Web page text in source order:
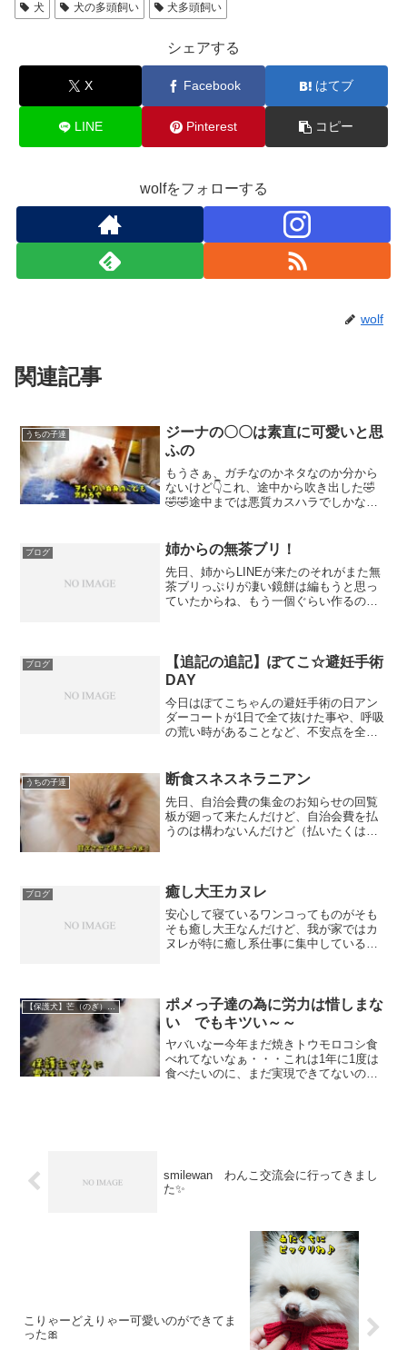
犬 犬の多頭飼い 犬多頭飼い
シェアする
X Facebook はてブ
LINE Pinterest コピー
wolfをフォローする
wolf
関連記事
うちの子達
ジーナの〇〇は素直に可愛いと思
ふの
もうさぁ、ガチなのかネタなのか分から
ないけど👇これ、途中から吹き出した🤣
🤣🤣途中までは悪質カスハラでしかない
んこの写真を撮るとさ、やっぱ基本的に
は顔を撮ると思うの例えば...
ブログ 姉からの無茶ブリ！
先日、姉からLINEが来たのそれがまた無
茶ブリっぷりが凄い鏡餅は編もうと思っ
ていたからね、もう一個ぐらい作るのは
たいなんだけど（画像...
ブログ
【追記の追記】ぽてこ☆避妊手術
DAY
今日はぽてこちゃんの避妊手術の日アン
ダーコートが1日で全て抜けた事や、呼吸
の荒い時があることなど、不安点を全て
ドに乳腺腫瘍有りでした一度に両方は無
理なので、今日は右側の...
うちの子達 断食スネスネラニアン
先日、自治会費の集金のお知らせの回覧
板が廻って来たんだけど、自治会費を払
うのは構わないんだけど（払いたくはな
ある自治会費・・・ねぇ、...
ブログ 癒し大王カヌレ
安心して寝ているワンコってものがそも
そも癒し大王なんだけど、我が家ではカ
ヌレが特に癒し系仕事に集中している時
て仕方がないやないの嗚呼、もう...
【保護犬】芒（のぎ） （ポメラニアン）♀
ポメっ子達の為に労力は惜しまな
い でもキツい～～
ヤバいなー今年まだ焼きトウモロコシ食
べれてないなぁ・・・これは1年に1度は
食べたいのに、まだ実現できてないのが
smilewan わんこ交流会に行ってきまし
た✨
こりゃーどえりゃー可愛いのができてま
った🎀